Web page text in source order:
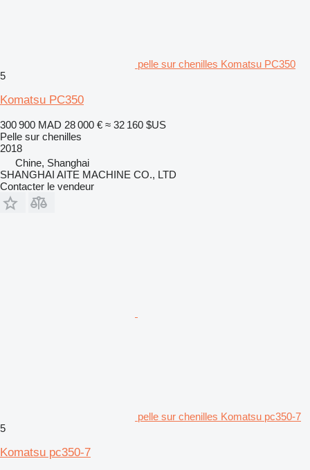
pelle sur chenilles Komatsu PC350
5
Komatsu PC350
300 900 MAD 28 000 € ≈ 32 160 $US
Pelle sur chenilles
2018
Chine, Shanghai
SHANGHAI AITE MACHINE CO., LTD
Contacter le vendeur
pelle sur chenilles Komatsu pc350-7
5
Komatsu pc350-7